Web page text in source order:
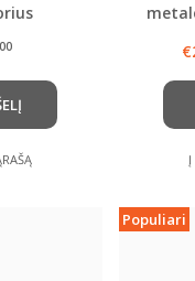
00
Į
Populiari